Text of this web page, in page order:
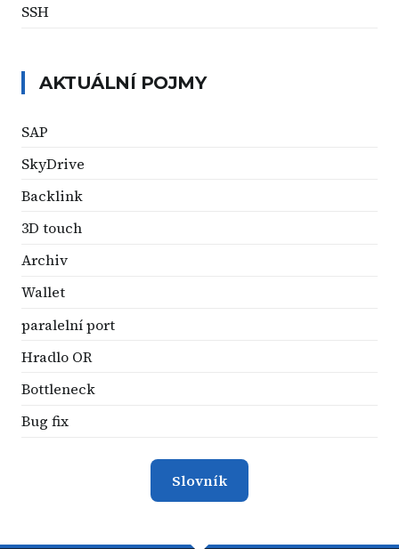
SSH
AKTUÁLNÍ POJMY
SAP
SkyDrive
Backlink
3D touch
Archiv
Wallet
paralelní port
Hradlo OR
Bottleneck
Bug fix
Slovník